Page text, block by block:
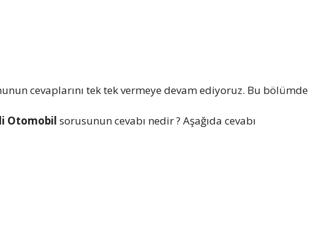
cevaplarını tek tek vermeye devam ediyoruz. Bu bölümde
Otomobil sorusunun cevabı nedir ? Aşağıda cevabı